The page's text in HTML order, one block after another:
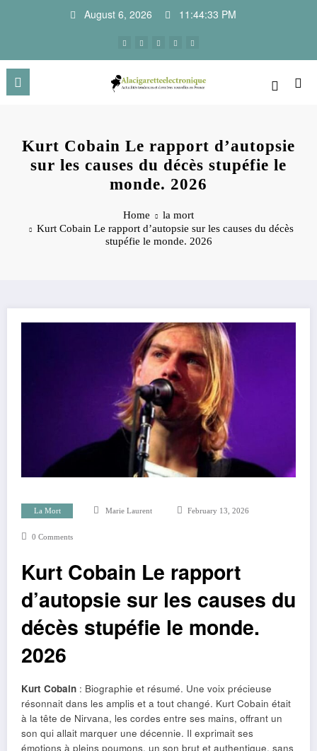
August 6, 2026 11:44:33 PM
Kurt Cobain Le rapport d’autopsie
sur les causes du décès stupéfie le
monde. 2026
Home
la mort
Kurt Cobain Le rapport d’autopsie sur les causes du décès
stupéfie le monde. 2026
La Mort Marie Laurent February 13, 2026
0 Comments
Kurt Cobain Le rapport
d’autopsie sur les causes du
décès stupéfie le monde.
2026
Kurt Cobain : Biographie et résumé. Une voix précieuse
résonnait dans les amplis et a tout changé. Kurt Cobain était
à la tête de Nirvana, les cordes entre ses mains, offrant un
son qui allait marquer une décennie. Il exprimait ses
émotions à pleins poumons, un son brut et authentique, sans